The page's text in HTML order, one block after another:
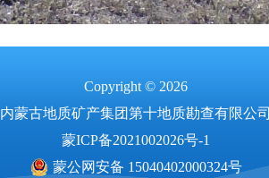
Copyright © 2026
内蒙古地质矿产集团第十地质勘查有限公司
蒙ICP备2021002026号-1
蒙公网安备 15040402000324号